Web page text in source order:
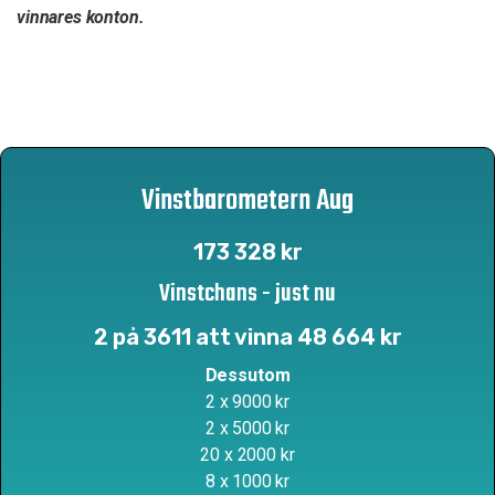
vinnares konton.
Vinstbarometern Aug
173 328 kr
Vinstchans - just nu
2 på 3611 att vinna 48 664 kr
Dessutom
2 x 9000 kr
2 x 5000 kr
20 x 2000 kr
8 x 1000 kr